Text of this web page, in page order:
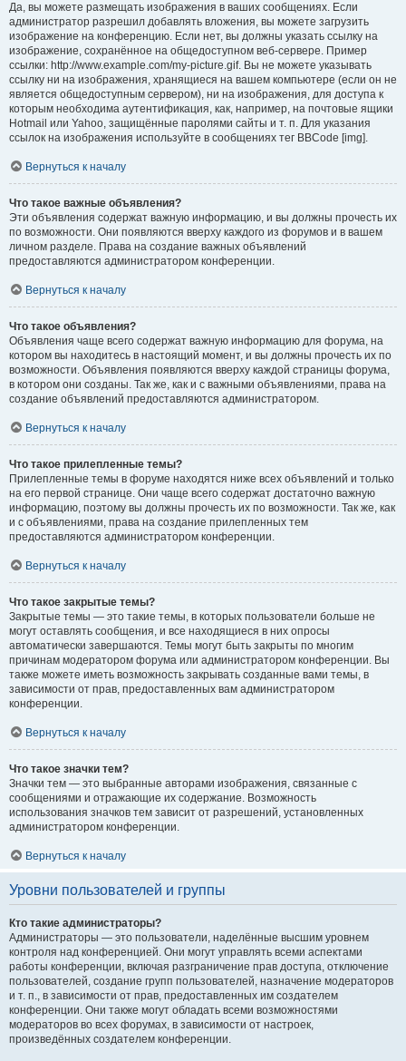
Да, вы можете размещать изображения в ваших сообщениях. Если
администратор разрешил добавлять вложения, вы можете загрузить
изображение на конференцию. Если нет, вы должны указать ссылку на
изображение, сохранённое на общедоступном веб-сервере. Пример
ссылки: http://www.example.com/my-picture.gif. Вы не можете указывать
ссылку ни на изображения, хранящиеся на вашем компьютере (если он не
является общедоступным сервером), ни на изображения, для доступа к
которым необходима аутентификация, как, например, на почтовые ящики
Hotmail или Yahoo, защищённые паролями сайты и т. п. Для указания
ссылок на изображения используйте в сообщениях тег BBCode [img].
Вернуться к началу
Что такое важные объявления?
Эти объявления содержат важную информацию, и вы должны прочесть их
по возможности. Они появляются вверху каждого из форумов и в вашем
личном разделе. Права на создание важных объявлений
предоставляются администратором конференции.
Вернуться к началу
Что такое объявления?
Объявления чаще всего содержат важную информацию для форума, на
котором вы находитесь в настоящий момент, и вы должны прочесть их по
возможности. Объявления появляются вверху каждой страницы форума,
в котором они созданы. Так же, как и с важными объявлениями, права на
создание объявлений предоставляются администратором.
Вернуться к началу
Что такое прилепленные темы?
Прилепленные темы в форуме находятся ниже всех объявлений и только
на его первой странице. Они чаще всего содержат достаточно важную
информацию, поэтому вы должны прочесть их по возможности. Так же, как
и с объявлениями, права на создание прилепленных тем
предоставляются администратором конференции.
Вернуться к началу
Что такое закрытые темы?
Закрытые темы — это такие темы, в которых пользователи больше не
могут оставлять сообщения, и все находящиеся в них опросы
автоматически завершаются. Темы могут быть закрыты по многим
причинам модератором форума или администратором конференции. Вы
также можете иметь возможность закрывать созданные вами темы, в
зависимости от прав, предоставленных вам администратором
конференции.
Вернуться к началу
Что такое значки тем?
Значки тем — это выбранные авторами изображения, связанные с
сообщениями и отражающие их содержание. Возможность
использования значков тем зависит от разрешений, установленных
администратором конференции.
Вернуться к началу
Уровни пользователей и группы
Кто такие администраторы?
Администраторы — это пользователи, наделённые высшим уровнем
контроля над конференцией. Они могут управлять всеми аспектами
работы конференции, включая разграничение прав доступа, отключение
пользователей, создание групп пользователей, назначение модераторов
и т. п., в зависимости от прав, предоставленных им создателем
конференции. Они также могут обладать всеми возможностями
модераторов во всех форумах, в зависимости от настроек,
произведённых создателем конференции.